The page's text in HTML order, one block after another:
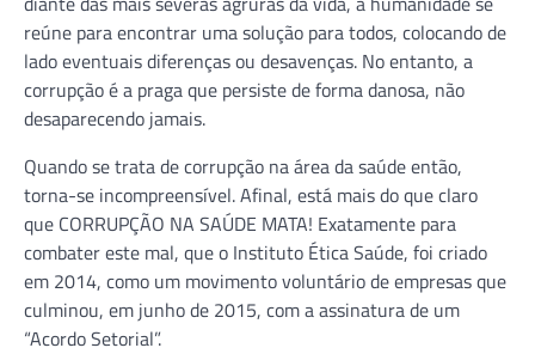
reúne para encontrar uma solução para todos, colocando de
lado eventuais diferenças ou desavenças. No entanto, a
corrupção é a praga que persiste de forma danosa, não
desaparecendo jamais.
Quando se trata de corrupção na área da saúde então,
torna-se incompreensível. Afinal, está mais do que claro
que CORRUPÇÃO NA SAÚDE MATA! Exatamente para
combater este mal, que o Instituto Ética Saúde, foi criado
em 2014, como um movimento voluntário de empresas que
culminou, em junho de 2015, com a assinatura de um
“Acordo Setorial”.